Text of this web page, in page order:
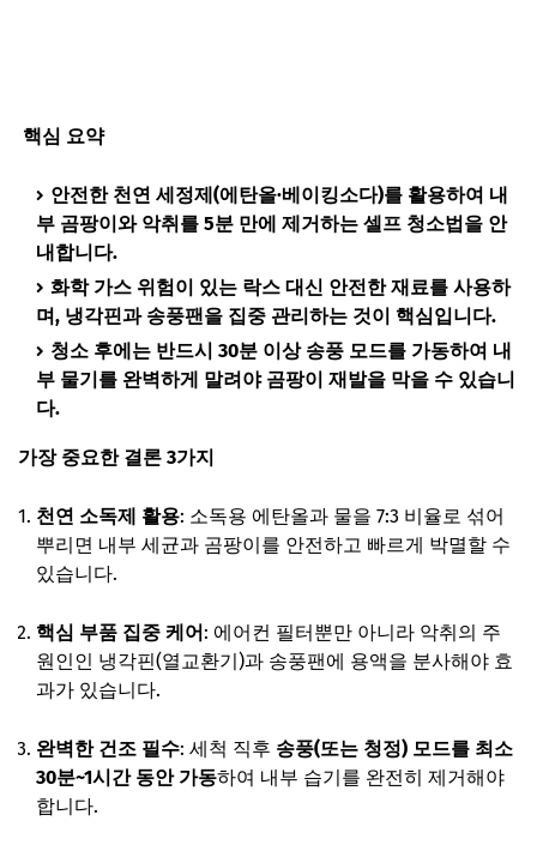
핵심 요약
안전한 천연 세정제(에탄올·베이킹소다)를 활용하여 내
부 곰팡이와 악취를 5분 만에 제거하는 셀프 청소법을 안
내합니다.
화학 가스 위험이 있는 락스 대신 안전한 재료를 사용하
며, 냉각핀과 송풍팬을 집중 관리하는 것이 핵심입니다.
청소 후에는 반드시 30분 이상 송풍 모드를 가동하여 내
부 물기를 완벽하게 말려야 곰팡이 재발을 막을 수 있습니
다.
가장 중요한 결론 3가지
천연 소독제 활용: 소독용 에탄올과 물을 7:3 비율로 섞어
뿌리면 내부 세균과 곰팡이를 안전하고 빠르게 박멸할 수
있습니다.
핵심 부품 집중 케어: 에어컨 필터뿐만 아니라 악취의 주
원인인 냉각핀(열교환기)과 송풍팬에 용액을 분사해야 효
과가 있습니다.
완벽한 건조 필수: 세척 직후 송풍(또는 청정) 모드를 최소
30분~1시간 동안 가동하여 내부 습기를 완전히 제거해야
합니다.